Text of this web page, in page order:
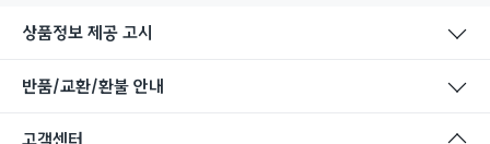
상품정보 제공 고시
반품/교환/환불 안내
고객센터